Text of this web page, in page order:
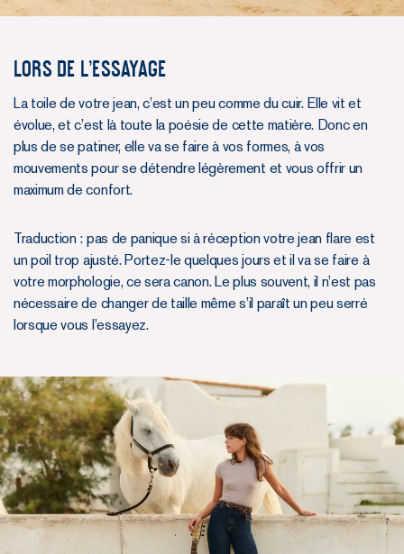
LORS DE L’ESSAYAGE
La toile de votre jean, c’est un peu comme du cuir. Elle vit et
évolue, et c’est là toute la poésie de cette matière. Donc en
plus de se patiner, elle va se faire à vos formes, à vos
mouvements pour se détendre légèrement et vous offrir un
maximum de confort.
Traduction : pas de panique si à réception votre jean flare est
un poil trop ajusté. Portez-le quelques jours et il va se faire à
votre morphologie, ce sera canon. Le plus souvent, il n’est pas
nécessaire de changer de taille même s’il paraît un peu serré
lorsque vous l’essayez.